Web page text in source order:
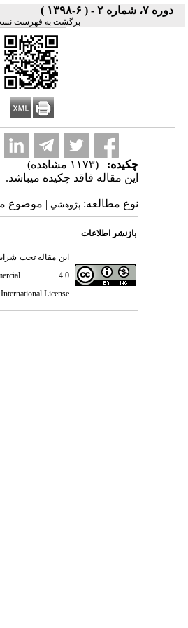
دوره ۷، شماره ۲ - ( ۶-۱۳۹۸ )
برگشت به فهرست
چکیده:
(۱۱۷۳ مشاهده)
این مقاله فاقد چکیده می​باشد.
نوع مطالعه: پژوهشي| موضوع
بازنشر اطلاعات
این مقاله تحت
4.0
International License